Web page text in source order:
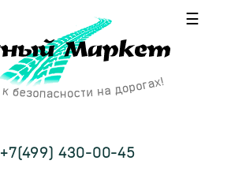
☰
+7(499) 430-00-45